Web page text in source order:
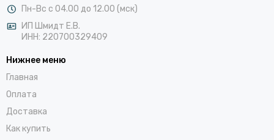
Пн-Вс с 04.00 до 12.00 (мск)
ИП Шмидт Е.В.
ИНН: 220700329409
Нижнее меню
Главная
Оплата
Доставка
Как купить